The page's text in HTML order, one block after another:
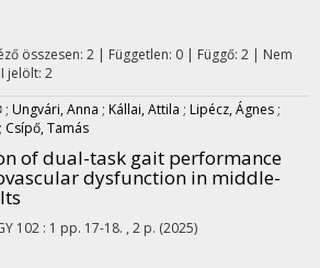
összesen: 2| Független: 0 | Függő: 2 | Nem
jelölt: 2
; Ungvári, Anna ; Kállai, Attila ; Lipécz, Ágnes ;
; Csípő, Tamás
of dual-task gait performance
dysfunction in middle-
102 : 1 pp. 17-18. , 2 p. (2025)